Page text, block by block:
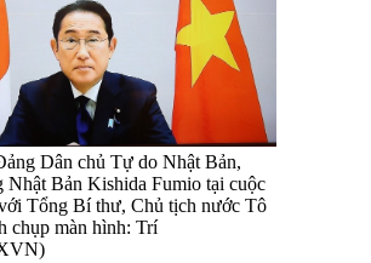
Dân chủ Tự do Nhật Bản,
Nhật Bản Kishida Fumio tại cuộc
Tổng Bí thư, Chủ tịch nước Tô
chụp màn hình: Trí